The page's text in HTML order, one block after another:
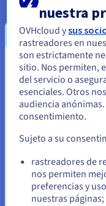
Asimismo, es posible
con diferentes modos
de trabajo:
almacenamiento de
CephFS o incluso
RADOS.
Parece que
Unidos
Si quiere hacer un
el sitio web adecuado y
nuestra
OVHcloud ysus
rastreadores en
son estrictamente
sitio. Nos permiten,
del servicio o
esenciales. Otros
audiencia
consentimiento.
Sujeto a su
rastreadores de
nos permiten
preferencias y
nuestras páginas;